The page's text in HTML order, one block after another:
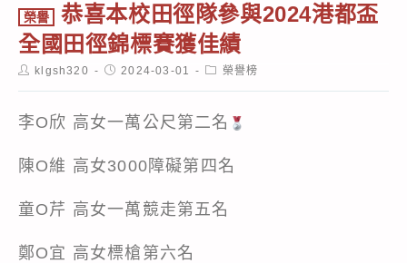
榮譽
恭喜本校田徑隊參與2024港都盃
全國田徑錦標賽獲佳績
Postklgsh320
Post2024-03-01
Post榮譽榜
李O欣 高女一萬公尺第二名
陳O維 高女3000障礙第四名
童O芹 高女一萬競走第五名
鄭O宜 高女標槍第六名